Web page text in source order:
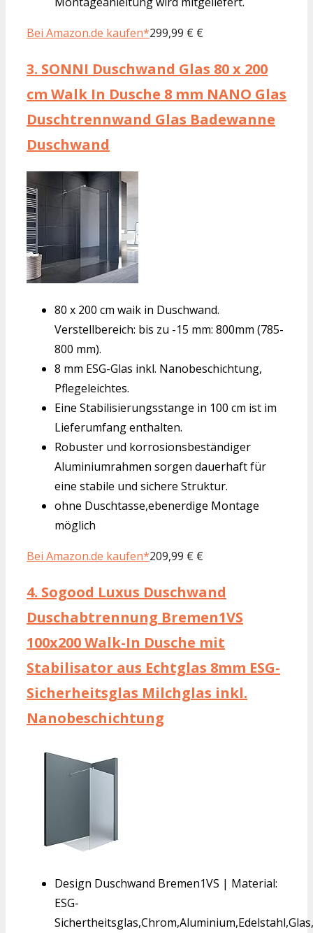
Bei Amazon.de kaufen*299,99 € €
3. SONNI Duschwand Glas 80 x 200
cm Walk In Dusche 8 mm NANO Glas
Duschtrennwand Glas Badewanne
Duschwand
80 x 200 cm waik in Duschwand.
Verstellbereich: bis zu -15 mm: 800mm (785-
800 mm).
8 mm ESG-Glas inkl. Nanobeschichtung,
Pflegeleichtes.
Eine Stabilisierungsstange in 100 cm ist im
Lieferumfang enthalten.
Robuster und korrosionsbeständiger
Aluminiumrahmen sorgen dauerhaft für
eine stabile und sichere Struktur.
ohne Duschtasse,ebenerdige Montage
möglich
Bei Amazon.de kaufen*209,99 € €
4. Sogood Luxus Duschwand
Duschabtrennung Bremen1VS
100x200 Walk-In Dusche mit
Stabilisator aus Echtglas 8mm ESG-
Sicherheitsglas Milchglas inkl.
Nanobeschichtung
Design Duschwand Bremen1VS | Material:
ESG-